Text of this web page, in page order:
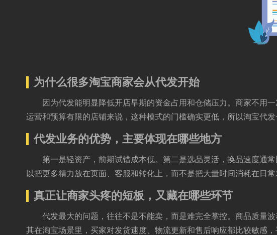
为什么很多淘宝商家会从代发开始
因为代发能明显降低开店早期的资金占用和仓储压力。商家不用
运营和预算有限的店铺来说，这种模式的门槛确实更低，所以淘宝代发
代发业务的优势，主要体现在哪些地方
第一是轻资产，前期试错成本低。第二是选品灵活，换品速度通
以把更多精力放在页面、客服和转化上，而不是把大量时间消耗在日常
真正让商家头疼的短板，又藏在哪些环节
代发最大的问题，往往不是不能卖，而是难完全掌控。商品质量
其在淘宝场景里，买家对发货速度、物流更新和售后响应都比较敏感